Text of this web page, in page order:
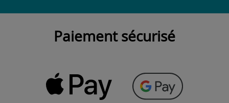
Paiement sécurisé